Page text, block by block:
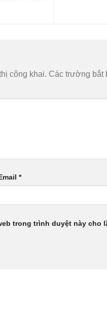
công khai. Các trường bắt
*
trong trình duyệt này cho